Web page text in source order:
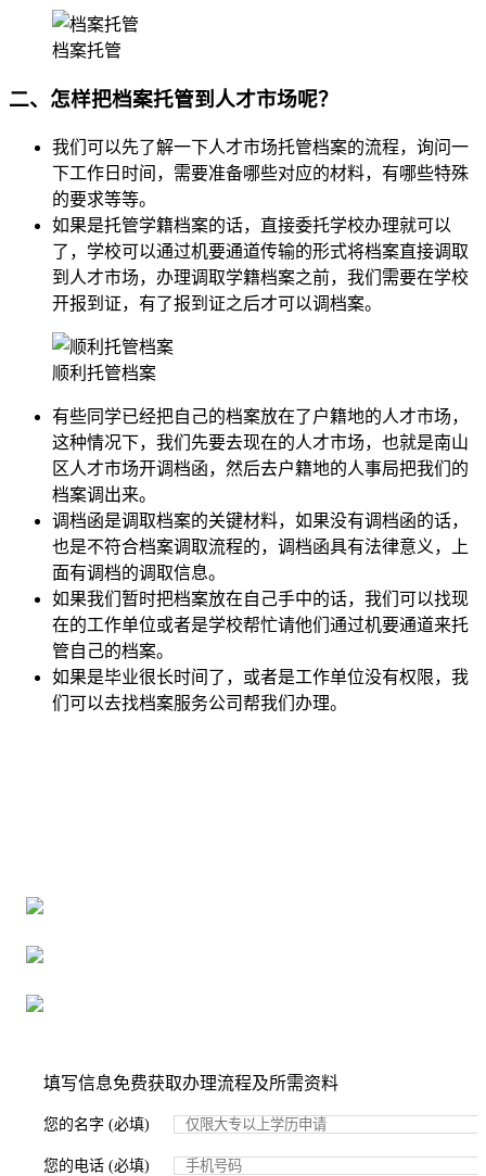
档案托管
二、怎样把档案托管到人才市场呢？
我们可以先了解一下人才市场托管档案的流程，询问一
下工作日时间，需要准备哪些对应的材料，有哪些特殊
的要求等等。
如果是托管学籍档案的话，直接委托学校办理就可以
了，学校可以通过机要通道传输的形式将档案直接调取
到人才市场，办理调取学籍档案之前，我们需要在学校
开报到证，有了报到证之后才可以调档案。
顺利托管档案
有些同学已经把自己的档案放在了户籍地的人才市场，
这种情况下，我们先要去现在的人才市场，也就是南山
区人才市场开调档函，然后去户籍地的人事局把我们的
档案调出来。
调档函是调取档案的关键材料，如果没有调档函的话，
也是不符合档案调取流程的，调档函具有法律意义，上
面有调档的调取信息。
如果我们暂时把档案放在自己手中的话，我们可以找现
在的工作单位或者是学校帮忙请他们通过机要通道来托
管自己的档案。
如果是毕业很长时间了，或者是工作单位没有权限，我
们可以去找档案服务公司帮我们办理。
填写信息免费获取办理流程及所需资料
您的名字 (必填)
您的电话 (必填)